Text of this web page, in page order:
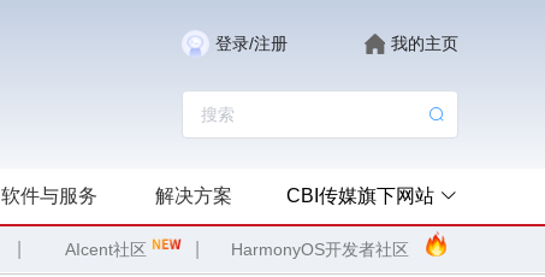
登录/注册 我的主页
软件与服务 解决方案 CBI传媒旗下网站
AIcent社区 HarmonyOS开发者社区